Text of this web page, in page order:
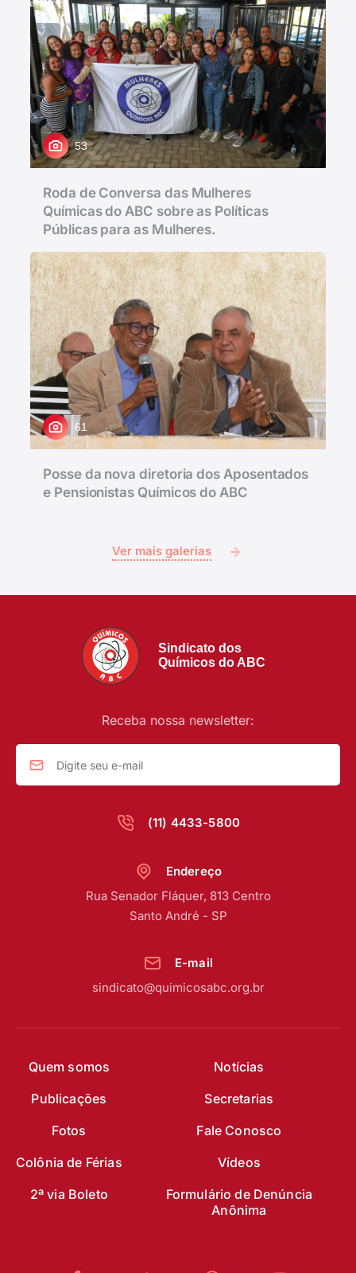
53
Roda de Conversa das Mulheres
Químicas do ABC sobre as Políticas
Públicas para as Mulheres.
61
Posse da nova diretoria dos Aposentados
e Pensionistas Químicos do ABC
Ver mais galerias
Sindicato dos
Químicos do ABC
(11) 4433-5800
Receba nossa newsletter:
Quem somos
Notícias
Publicações
Secretarias
Fotos
Fale Conosco
Colônia de Férias
Vídeos
2ª via Boleto
Formulário de Denúncia
Anônima
Endereço
Rua Senador Fláquer, 813 Centro
Santo André - SP
E-mail
sindicato@quimicosabc.org.br